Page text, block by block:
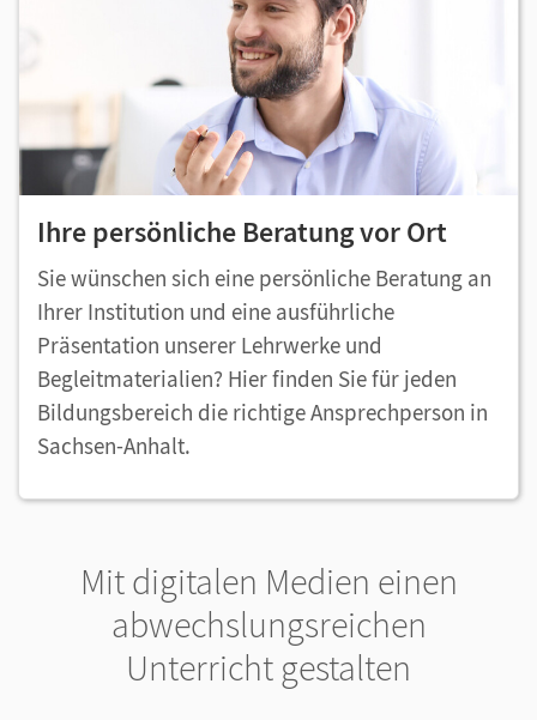
Ihre persönliche Beratung vor Ort
Sie wünschen sich eine persönliche Beratung an
Ihrer Institution und eine ausführliche
Präsentation unserer Lehrwerke und
Begleitmaterialien? Hier finden Sie für jeden
Bildungsbereich die richtige Ansprechperson in
Sachsen-Anhalt.
Mit digitalen Medien einen
abwechslungsreichen
Unterricht gestalten